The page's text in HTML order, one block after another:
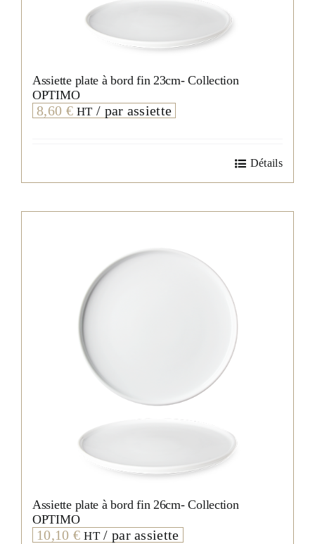
Assiette plate à bord fin 23cm- Collection
OPTIMO
8,60 € HT/ par assiette
Détails
Assiette plate à bord fin 26cm- Collection
OPTIMO
10,10 € HT/ par assiette